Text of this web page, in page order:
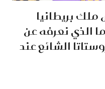
بريطانيا
الذي نعرفه عن
الشائع عند